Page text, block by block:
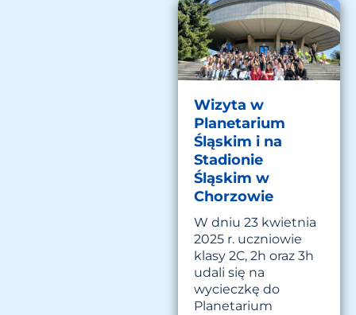
Wizyta w
Planetarium
Śląskim i na
Stadionie
Śląskim w
Chorzowie
W dniu 23 kwietnia
2025 r. uczniowie
klasy 2C, 2h oraz 3h
udali się na
wycieczkę do
Planetarium